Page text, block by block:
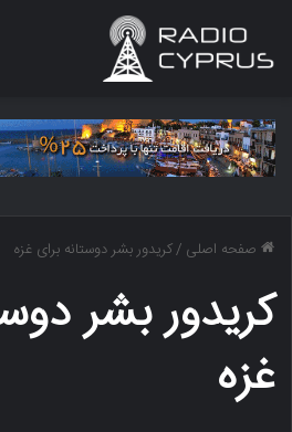
صفحه اصلی /کریدور بشر دوستانه برای غزه
کریدور بشر
غزه